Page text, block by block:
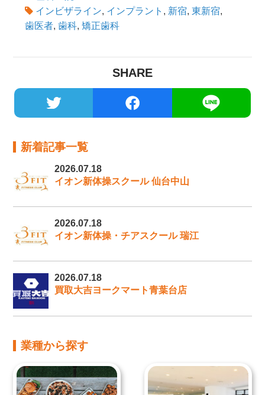
インビザライン, インプラント , 新宿,東新宿,
歯医者,歯科,矯正歯科
SHARE
新着記事一覧
2026.07.18
イオン新体操スクール 仙台中山
2026.07.18
イオン新体操・チアスクール 瑞江
2026.07.18
買取大吉ヨークマート青葉台店
業種から探す